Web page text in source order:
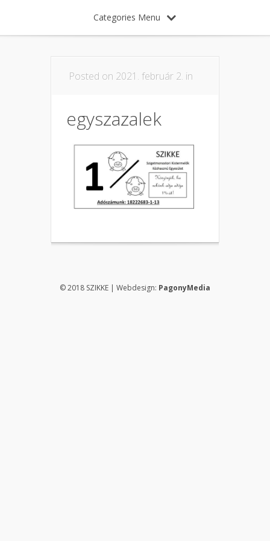
Categories Menu
Posted on 2021. február 2. in
egyszazalek
© 2018 SZIKKE | Webdesign: PagonyMedia